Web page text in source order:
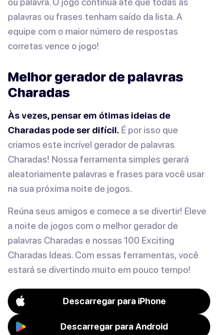
palavras ou frases tenham saído da lista. A
equipe com o maior número de respostas
corretas vence o jogo!
Melhor gerador de palavras
Charadas
Às vezes, pensar em ótimas ideias de
Charadas pode ser difícil. É por isso que
criamos este incrível gerador de palavras
Charadas! Nossa ferramenta simples gerará
aleatoriamente palavras e frases para você usar
na sua próxima noite de jogos.
Reúna seus amigos e comece a se divertir! Eleve
a noite de jogos com o melhor gerador de
palavras Charadas e nossas 100 Exciting
Charadas Ideas. Com essas ferramentas, você
estará se divertindo muito em pouco tempo!
Descarregar para iPhone
Descarregar para Android